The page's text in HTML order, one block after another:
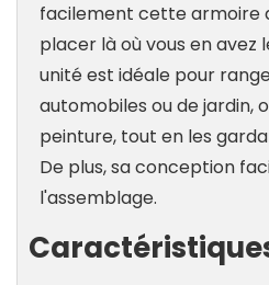
facilement cette armoire
placer là où vous en avez
unité est idéale pour
automobiles ou de jardin,
peinture, tout en les
De plus, sa conception
l'assemblage.